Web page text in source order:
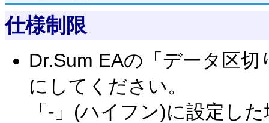
仕様制限
Dr.Sum EAの「データ区
にしてください。
「-」(ハイフン)に設定し